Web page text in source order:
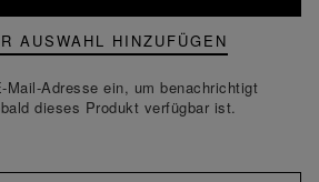
AUSWAHL HINZUFÜGEN
Mail-Adresse ein, um benachrichtigt
dieses Produkt verfügbar ist.